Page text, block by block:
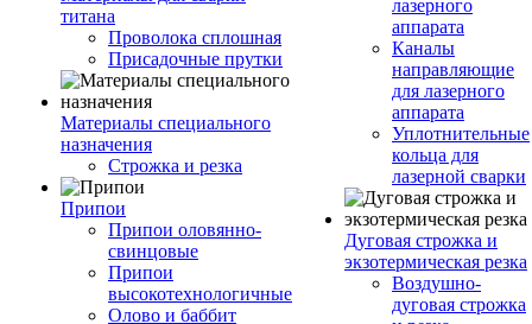
титана
Проволока сплошная
Присадочные прутки
Материалы специального
назначения
Строжка и резка
Припои
Припои оловянно-
свинцовые
Припои
высокотехнологичные
Олово и баббит
лазерного
аппарата
Каналы
направляющие
для лазерного
аппарата
Уплотнительные
кольца для
лазерной сварки
Дуговая строжка и
экзотермическая резка
Воздушно-
дуговая строжка